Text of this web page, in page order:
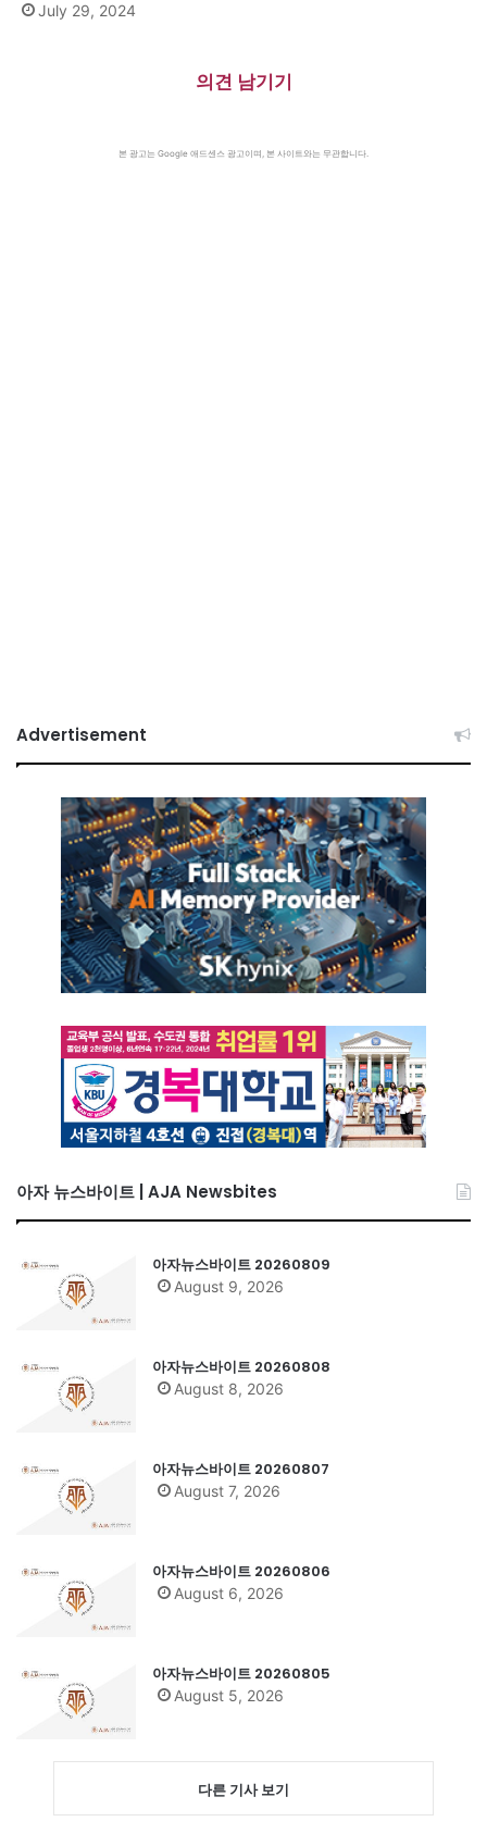
July 29, 2024
의견 남기기
본 광고는 Google 애드센스 광고이며, 본 사이트와는 무관합니다.
Advertisement
아자 뉴스바이트 | AJA Newsbites
아자뉴스바이트 20260809
August 9, 2026
아자뉴스바이트 20260808
August 8, 2026
아자뉴스바이트 20260807
August 7, 2026
아자뉴스바이트 20260806
August 6, 2026
아자뉴스바이트 20260805
August 5, 2026
다른 기사 보기